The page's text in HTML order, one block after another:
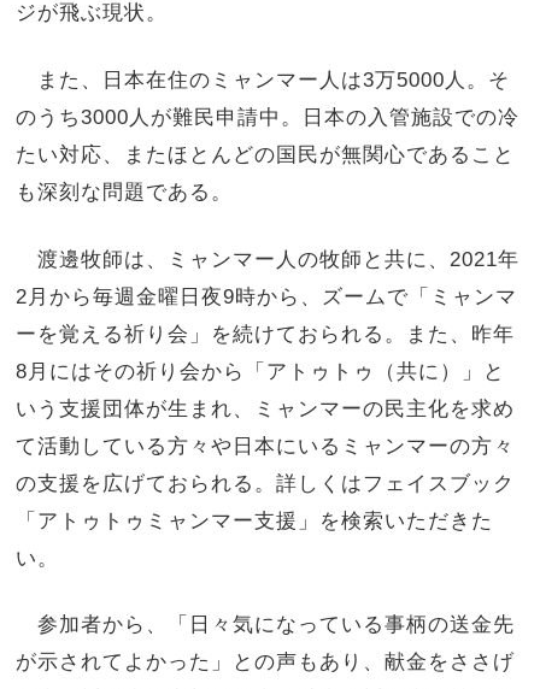
ジが飛ぶ現状。
また、日本在住のミャンマー人は3万5000人。そ
のうち3000人が難民申請中。日本の入管施設での冷
たい対応、またほとんどの国民が無関心であること
も深刻な問題である。
渡邊牧師は、ミャンマー人の牧師と共に、2021年
2月から毎週金曜日夜9時から、ズームで「ミャンマ
ーを覚える祈り会」を続けておられる。また、昨年
8月にはその祈り会から「アトゥトゥ（共に）」と
いう支援団体が生まれ、ミャンマーの民主化を求め
て活動している方々や日本にいるミャンマーの方々
の支援を広げておられる。詳しくはフェイスブック
「アトゥトゥミャンマー支援」を検索いただきた
い。
参加者から、「日々気になっている事柄の送金先
が示されてよかった」との声もあり、献金をささげ